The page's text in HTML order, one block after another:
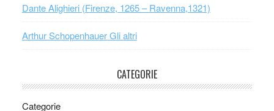
Dante Alighieri (Firenze, 1265 – Ravenna,1321)
Arthur Schopenhauer Gli altri
CATEGORIE
Categorie